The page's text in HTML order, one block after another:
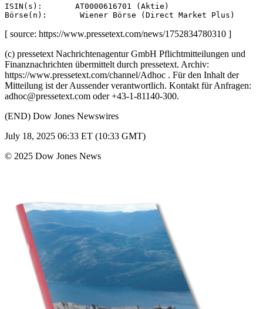
ISIN(s):       AT0000616701 (Aktie)
[ source: https://www.pressetext.com/news/1752834780310 ]
(c) pressetext Nachrichtenagentur GmbH Pflichtmitteilungen und
Finanznachrichten übermittelt durch pressetext. Archiv:
https://www.pressetext.com/channel/Adhoc . Für den Inhalt der
Mitteilung ist der Aussender verantwortlich. Kontakt für Anfragen:
adhoc@pressetext.com oder +43-1-81140-300.
(END) Dow Jones Newswires
July 18, 2025 06:33 ET (10:33 GMT)
© 2025 Dow Jones News